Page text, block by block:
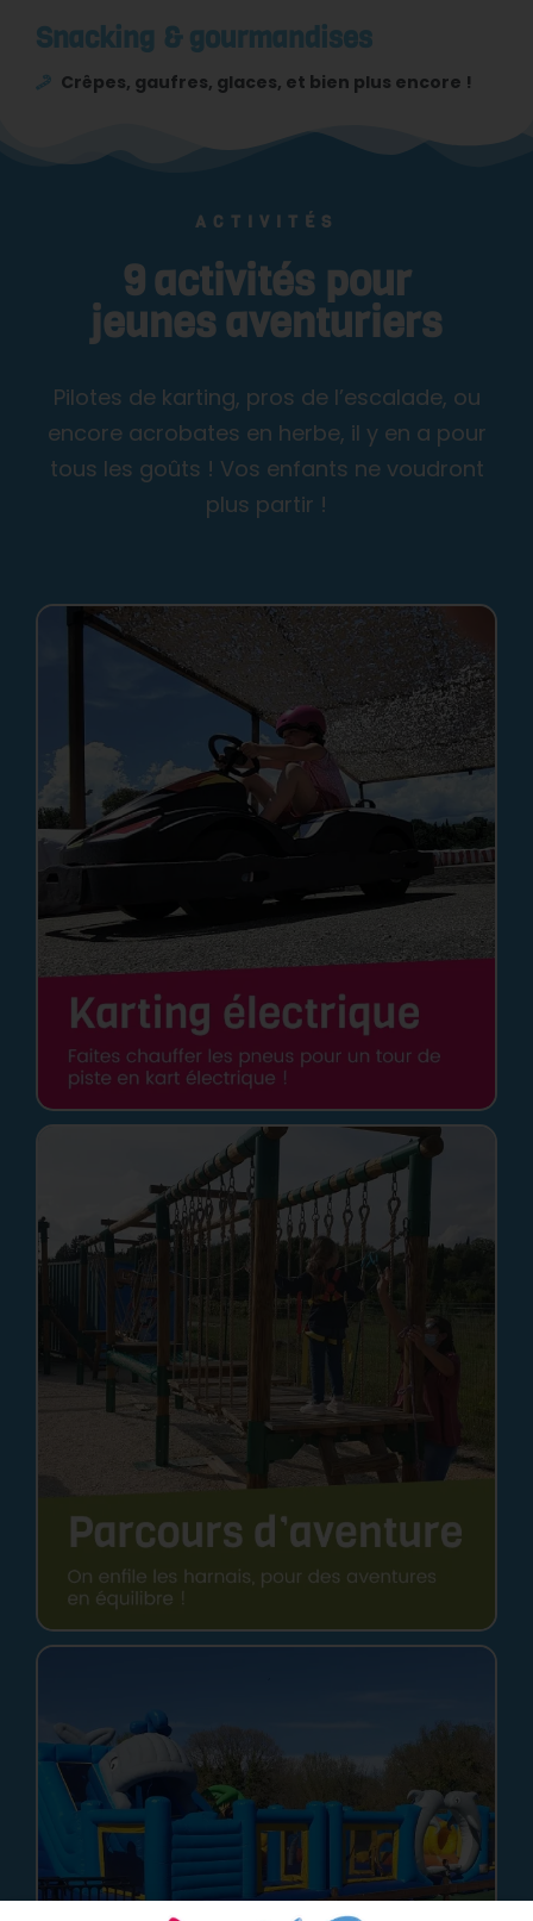
Snacking & gourmandises
Crêpes, gaufres, glaces, et bien plus encore !
ACTIVITÉS
9 activités pour
jeunes aventuriers
Pilotes de karting, pros de l’escalade, ou
encore acrobates en herbe, il y en a pour
tous les goûts ! Vos enfants ne voudront
plus partir !